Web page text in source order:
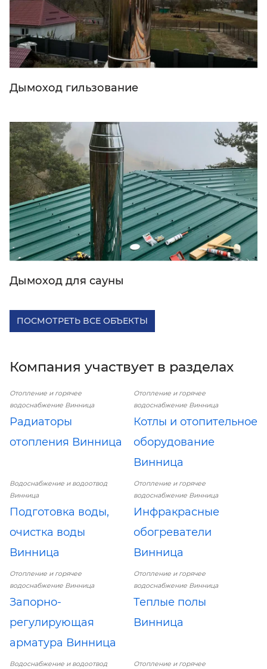
Дымоход гильзование
Дымоход для сауны
ПОСМОТРЕТЬ ВСЕ ОБЪЕКТЫ
Компания участвует в разделах
Отопление и горячее
водоснабжение Винница
Радиаторы
отопления Винница
Отопление и горячее
водоснабжение Винница
Котлы и отопительное
оборудование
Винница
Водоснабжение и водоотвод
Винница
Подготовка воды,
очистка воды
Винница
Отопление и горячее
водоснабжение Винница
Инфракрасные
обогреватели
Винница
Отопление и горячее
водоснабжение Винница
Запорно-
регулирующая
арматура Винница
Отопление и горячее
водоснабжение Винница
Теплые полы
Винница
Водоснабжение и водоотвод
Отопление и горячее